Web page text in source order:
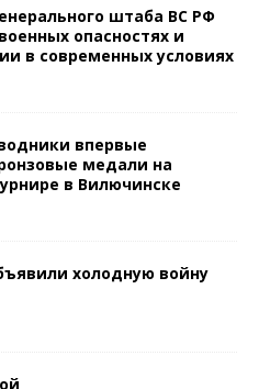
штаба ВС РФ
опасностях и
в современных условиях
впервые
медали на
в Вилючинске
холодную войну